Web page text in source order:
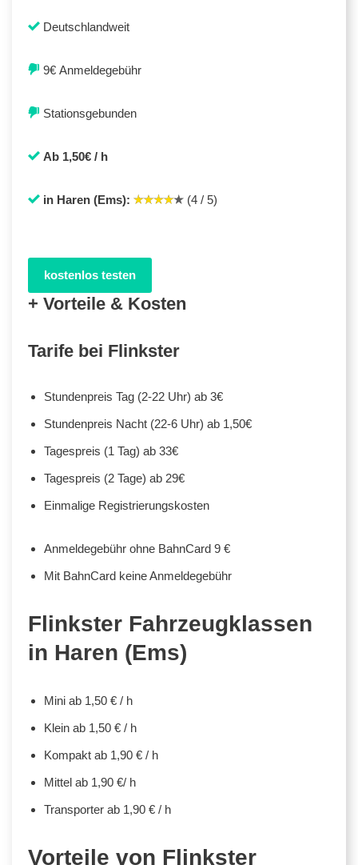
Deutschlandweit
9€ Anmeldegebühr
Stationsgebunden
Ab 1,50€ / h
in Haren (Ems): (4 / 5)
kostenlos testen
+ Vorteile & Kosten
Tarife bei Flinkster
Stundenpreis Tag (2-22 Uhr) ab 3€
Stundenpreis Nacht (22-6 Uhr) ab 1,50€
Tagespreis (1 Tag) ab 33€
Tagespreis (2 Tage) ab 29€
Einmalige Registrierungskosten
Anmeldegebühr ohne BahnCard 9 €
Mit BahnCard keine Anmeldegebühr
Flinkster Fahrzeugklassen
in Haren (Ems)
Mini ab 1,50 € / h
Klein ab 1,50 € / h
Kompakt ab 1,90 € / h
Mittel ab 1,90 €/ h
Transporter ab 1,90 € / h
Vorteile von Flinkster